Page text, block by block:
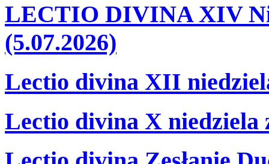
LECTIO DIVINA XIV
(5.07.2026)
Lectio divina XII
Lectio divina X niedziela